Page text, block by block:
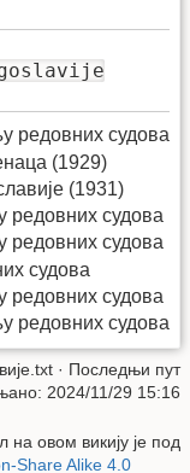
редовних судова
(1929)
(1931)
судова
судова
судова
судова
редовних судова
· Последњи пут
2024/11/29 15:16
на овом викију је под
Share Alike 4.0